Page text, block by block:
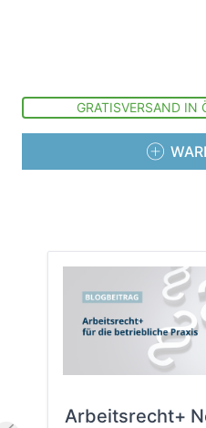
GRATISVERSAND IN
Arbeitsrecht+